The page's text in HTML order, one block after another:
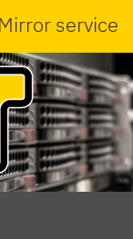
Mirror service